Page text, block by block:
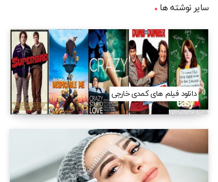
سایر نوشته ها
دانلود فیلم های کمدی خارجی